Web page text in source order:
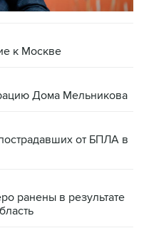
к Москве
Дома Мельникова
от БПЛА в
ранены в результате